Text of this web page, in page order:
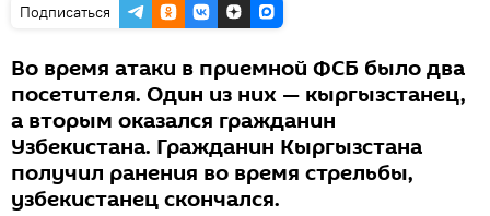
Подписаться
Во время атаки в приемной ФСБ было два
посетителя. Один из них — кыргызстанец,
а вторым оказался гражданин
Узбекистана. Гражданин Кыргызстана
получил ранения во время стрельбы,
узбекистанец скончался.